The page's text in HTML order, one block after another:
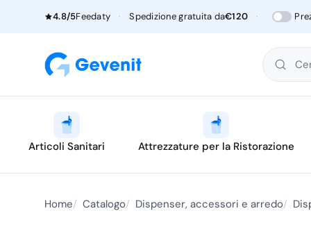
4.8/5Feedaty · Spedizione gratuita da€120 ·
Articoli Sanitari Attrezzature per la Ristorazione
Home Catalogo Dispenser, accessori e arredo